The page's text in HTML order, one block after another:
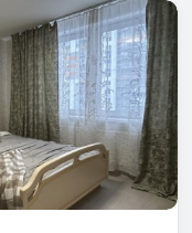
сложностей
находи
в одном